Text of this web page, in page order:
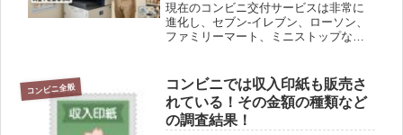
現在のコンビニ交付サービスは非常に
進化し、セブン-イレブン、ローソン、
ファミリーマート、ミニストップな
者： マイナンバーカード（利用者証明
用電子証明書付き）をお持ちの方利...
コンビニ全般
コンビニでは収入印紙も販売さ
れている！その金額の種類など
の調査結果！